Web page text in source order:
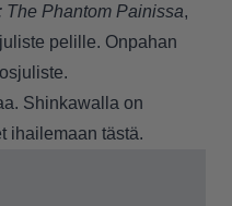
The Phantom Painissa,
pelille. Onpahan
.
Shinkawalla on
ihailemaan tästä.